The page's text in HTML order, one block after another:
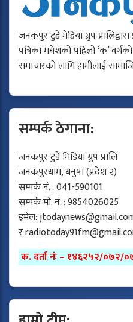
जनकपुर टुडे मेडिया ग्रुप
पत्रिका मधेशको पहिलो ‘क’ वर्गको
समाचारको लागि हामीलाई
सम्पर्क ठेगाना:
जनकपुर टुडे मिडिया ग्रुप प्रालि
जनकपुरधाम, धनुषा (प्रदेश २)
सम्पर्क नं. : 041-590101
सम्पर्क मो. नं. : 9854026025
इमेल:
र
क. दर्ता नंः – १४६२५२/०७२/